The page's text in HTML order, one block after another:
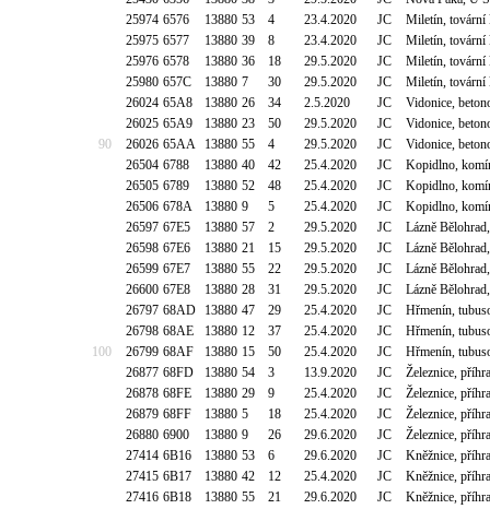
25974 6576 13880 53 4 23.4.2020 JC
Miletín, tovární
25975 6577 13880 39 8 23.4.2020 JC
Miletín, tovární
25976 6578 13880 36 18 29.5.2020 JC
Miletín, tovární
25980 657C 13880 7 30 29.5.2020 JC
Miletín, tovární
26024 65A8 13880 26 34 2.5.2020 JC
Vidonice,
26025 65A9 13880 23 50 29.5.2020 JC
Vidonice,
90
26026 65AA 13880 55 4 29.5.2020 JC
Vidonice,
26504 6788 13880 40 42 25.4.2020 JC
Kopidlno,
26505 6789 13880 52 48 25.4.2020 JC
Kopidlno,
26506 678A 13880 9 5 25.4.2020 JC
Kopidlno,
26597 67E5 13880 57 2 29.5.2020 JC
Lázně
26598 67E6 13880 21 15 29.5.2020 JC
Lázně
26599 67E7 13880 55 22 29.5.2020 JC
Lázně
26600 67E8 13880 28 31 29.5.2020 JC
Lázně
26797 68AD 13880 47 29 25.4.2020 JC
Hřmenín,
26798 68AE 13880 12 37 25.4.2020 JC
Hřmenín,
100
26799 68AF 13880 15 50 25.4.2020 JC
Hřmenín,
26877 68FD 13880 54 3 13.9.2020 JC
Železnice,
26878 68FE 13880 29 9 25.4.2020 JC
Železnice,
26879 68FF 13880 5 18 25.4.2020 JC
Železnice,
26880 6900 13880 9 26 29.6.2020 JC
Železnice,
27414 6B16 13880 53 6 29.6.2020 JC
Kněžnice,
27415 6B17 13880 42 12 25.4.2020 JC
Kněžnice,
27416 6B18 13880 55 21 29.6.2020 JC
Kněžnice,